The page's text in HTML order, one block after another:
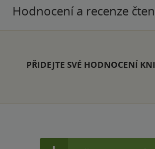
Hodnocení a recenze
PŘIDEJTE SVÉ HODNOCENÍ